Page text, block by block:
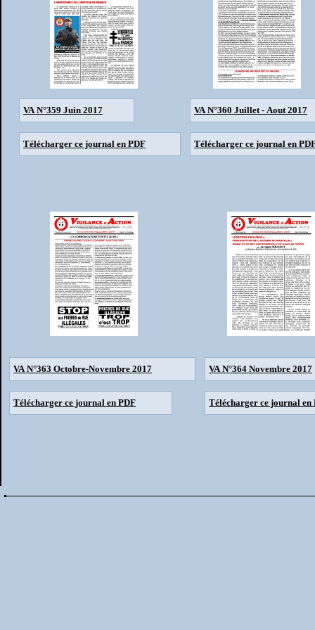
VA N°359 Juin 2017
Télécharger ce journal en PDF
VA N°360 Juillet - Aout 2017
Télécharger ce journal en
VA N°363 Octobre-Novembre 2017
Télécharger ce journal en PDF
VA N°364 Novembre 2017
Télécharger ce journal en